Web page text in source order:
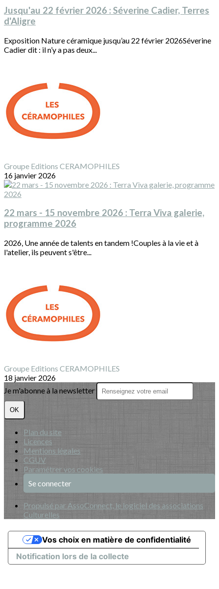
Jusqu'au 22 février 2026 : Séverine Cadier, Terres
d'Aligre
Exposition Nature céramique jusqu’au 22 février 2026Séverine
Cadier dit : il n’y a pas deux...
Groupe Editions CERAMOPHILES
16 janvier 2026
22 mars - 15 novembre 2026 : Terra Viva galerie,
programme 2026
2026, Une année de talents en tandem !Couples à la vie et à
l'atelier, ils peuvent s'être...
Groupe Editions CERAMOPHILES
18 janvier 2026
Je m'abonne à la newsletter
OK
Plan du site
Licences
Mentions légales
CGUV
Paramétrer vos cookies
Se connecter
Propulsé par AssoConnect, le logiciel des associations
Culturelles
Notification lors de la collecte
Vos choix en matière de confidentialité